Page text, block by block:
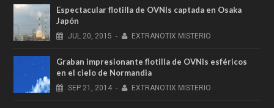
Espectacular flotilla de OVNIs captada en Osaka
Japón
JUL 20, 2015 - EXTRANOTIX MISTERIO
Graban impresionante flotilla de OVNIs esféricos
en el cielo de Normandia
SEP 21, 2014 - EXTRANOTIX MISTERIO